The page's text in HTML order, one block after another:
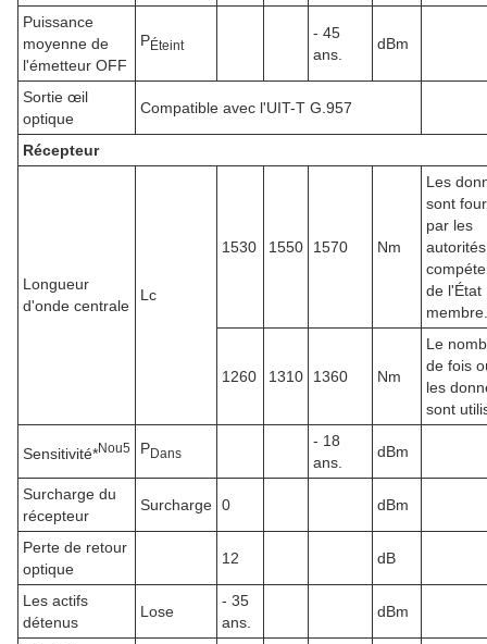
Puissance
moyenne de
l'émetteur OFF
PÉteint
- 45
ans.
dBm
Sortie œil
optique
Compatible avec l'UIT-T G.957
Récepteur
Longueur
d'onde centrale
Lc
1530 1550 1570 Nm
Les
sont
par les
autorités
de l'État
membre.
1260 1310 1360 Nm
Le
de fois
les
sont
Sensitivité*Nou5 PDans
- 18
ans.
dBm
Surcharge du
récepteur
Surcharge 0 dBm
Perte de retour
optique
12 dB
Les actifs
détenus
Lose
- 35
ans.
dBm